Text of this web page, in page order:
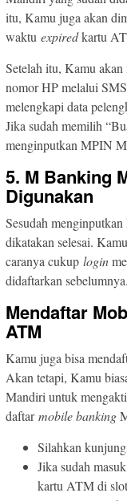
itu, Kamu juga akan
waktu expiredkartu
Setelah itu, Kamu
nomor HP melalui
melengkapi data
Jika sudah memilih
menginputkan MPIN
5. M Banking
Digunakan
Sesudah
dikatakan selesai.
caranya cukup login
didaftarkan sebelumnya.
Mendaftar
ATM
Kamu juga bisa
Akan tetapi, Kamu
Mandiri untuk
daftarmobile banking
Silahkan
Jika sudah
kartu ATM di